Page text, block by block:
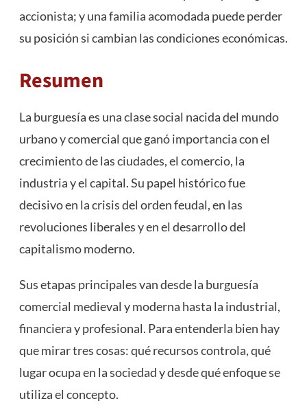
accionista; y una familia acomodada puede perder
su posición si cambian las condiciones económicas.
Resumen
La burguesía es una clase social nacida del mundo
urbano y comercial que ganó importancia con el
crecimiento de las ciudades, el comercio, la
industria y el capital. Su papel histórico fue
decisivo en la crisis del orden feudal, en las
revoluciones liberales y en el desarrollo del
capitalismo moderno.
Sus etapas principales van desde la burguesía
comercial medieval y moderna hasta la industrial,
financiera y profesional. Para entenderla bien hay
que mirar tres cosas: qué recursos controla, qué
lugar ocupa en la sociedad y desde qué enfoque se
utiliza el concepto.